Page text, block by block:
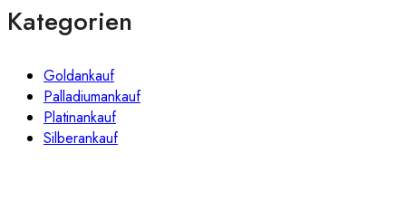
Kategorien
Goldankauf
Palladiumankauf
Platinankauf
Silberankauf